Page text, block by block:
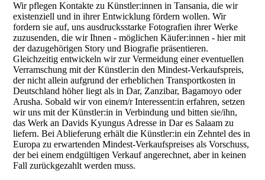
Wir pflegen Kontakte zu Künstler:innen in Tansania, die wir
existenziell und in ihrer Entwicklung fördern wollen. Wir
fordern sie auf, uns ausdrucksstarke Fotografien ihrer Werke
zuzusenden, die wir Ihnen - möglichen Käufer:innen - hier mit
der dazugehörigen Story und Biografie präsentieren.
Gleichzeitig entwickeln wir zur Vermeidung einer eventuellen
Verramschung mit der Künstler:in den Mindest-Verkaufspreis,
der nicht allein aufgrund der erheblichen Transportkosten in
Deutschland höher liegt als in Dar, Zanzibar, Bagamoyo oder
Arusha. Sobald wir von einem/r Interessent:in erfahren, setzen
wir uns mit der Künstler:in in Verbindung und bitten sie/ihn,
das Werk an Davids Kyungus Adresse in Dar es Salaam zu
liefern. Bei Ablieferung erhält die Künstler:in ein Zehntel des in
Europa zu erwartenden Mindest-Verkaufspreises als Vorschuss,
der bei einem endgültigen Verkauf angerechnet, aber in keinen
Fall zurückgezahlt werden muss.